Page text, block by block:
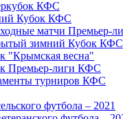
КФС
Кубок КФС
матчи Премьер-
зимний Кубок КФС
"Крымская весна"
Премьер-лиги КФС
турниров КФС
футбола – 2021